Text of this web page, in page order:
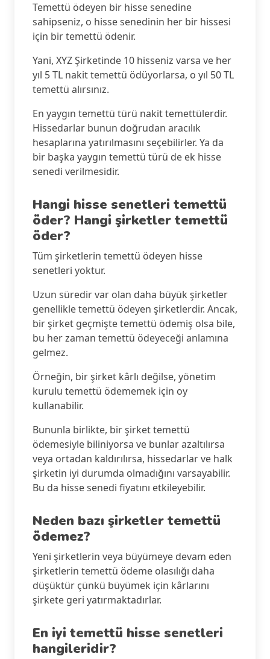
Temettü ödeyen bir hisse senedine
sahipseniz, o hisse senedinin her bir hissesi
için bir temettü ödenir.
Yani, XYZ Şirketinde 10 hisseniz varsa ve her
yıl 5 TL nakit temettü ödüyorlarsa, o yıl 50 TL
temettü alırsınız.
En yaygın temettü türü nakit temettülerdir.
Hissedarlar bunun doğrudan aracılık
hesaplarına yatırılmasını seçebilirler. Ya da
bir başka yaygın temettü türü de ek hisse
senedi verilmesidir.
Hangi hisse senetleri temettü
öder? Hangi şirketler temettü
öder?
Tüm şirketlerin temettü ödeyen hisse
senetleri yoktur.
Uzun süredir var olan daha büyük şirketler
genellikle temettü ödeyen şirketlerdir. Ancak,
bir şirket geçmişte temettü ödemiş olsa bile,
bu her zaman temettü ödeyeceği anlamına
gelmez.
Örneğin, bir şirket kârlı değilse, yönetim
kurulu temettü ödememek için oy
kullanabilir.
Bununla birlikte, bir şirket temettü
ödemesiyle biliniyorsa ve bunlar azaltılırsa
veya ortadan kaldırılırsa, hissedarlar ve halk
şirketin iyi durumda olmadığını varsayabilir.
Bu da hisse senedi fiyatını etkileyebilir.
Neden bazı şirketler temettü
ödemez?
Yeni şirketlerin veya büyümeye devam eden
şirketlerin temettü ödeme olasılığı daha
düşüktür çünkü büyümek için kârlarını
şirkete geri yatırmaktadırlar.
En iyi temettü hisse senetleri
hangileridir?